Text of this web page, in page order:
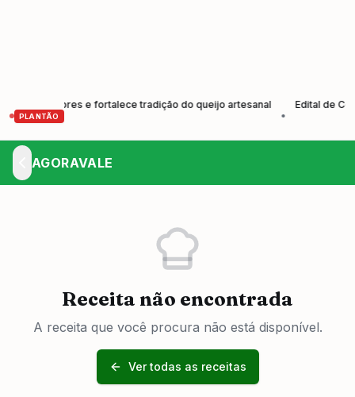
PLANTÃO
produtores e fortalece tradição do queijo artesanal
Edital de
AGORAVALE
Receita não encontrada
A receita que você procura não está disponível.
Ver todas as receitas